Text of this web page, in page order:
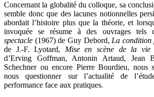
Concernant la globalité du colloque, sa
semble donc que des lacunes notionnelles
abordait l’histoire plus que la théorie, et
invoquée se résume à des ouvrages tels
spectacle (1967) de Guy Debord, La condition
de J.-F. Lyotard, Mise en scène de la vie
d’Erving Goffman, Antonin Artaud, Jean
Schechner ou encore Pierre Bourdieu, nous
nous questionner sur l’actualité de
performance face aux pratiques.